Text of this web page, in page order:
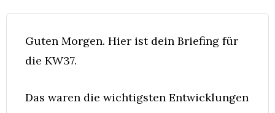
Guten Morgen. Hier ist dein Briefing für
die KW37.
Das waren die wichtigsten Entwicklungen